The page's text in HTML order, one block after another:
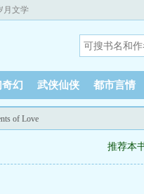
月文学
幻 武侠仙侠 都市言情
of Love
推荐本